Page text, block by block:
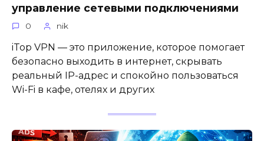
управление сетевыми подключениями
0 nik
iTop VPN — это приложение, которое помогает
безопасно выходить в интернет, скрывать
реальный IP-адрес и спокойно пользоваться
Wi-Fi в кафе, отелях и других